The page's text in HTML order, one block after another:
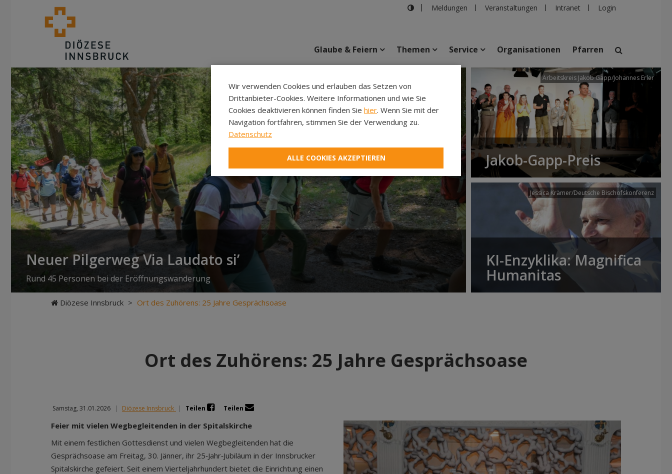
Meldungen Veranstaltungen Intranet Login
suchen
Veranstaltungen Personen Pfarren Einrichtungen
Glaube & Feiern Themen Service Organisationen Pfarren
Neuer Pilgerweg Via Laudato si’
Rund 45 Personen bei der Eröffnungswanderung
Arbeitskreis Jakob Gapp/Johannes Erler
Jakob-Gapp-Preis
Jessica Krämer/Deutsche Bischofskonferenz
KI-Enzyklika: Magnifica
Humanitas
Diözese Innsbruck > Ort des Zuhörens: 25 Jahre Gesprächsoase
Ort des Zuhörens: 25 Jahre Gesprächsoase
Samstag, 31.01.2026 | Diözese Innsbruck | Teilen Teilen
Feier mit vielen Wegbegleitenden in der Spitalskirche
Mit einem festlichen Gottesdienst und vielen Wegbegleitenden hat die
Gesprächsoase am Freitag, 30. Jänner, ihr 25‑Jahr‑Jubiläum in der Innsbrucker
Spitalskirche gefeiert. Seit einem Vierteljahrhundert bietet die Einrichtung einen
Wir verwenden Cookies und erlauben das Setzen von
Drittanbieter-Cookies. Weitere Informationen und wie Sie
Cookies deaktivieren können finden Sie hier. Wenn Sie mit der
Navigation fortfahren, stimmen Sie der Verwendung zu.
Datenschutz
ALLE COOKIES AKZEPTIEREN